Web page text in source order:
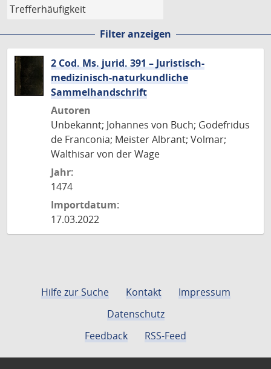
Filter anzeigen
2 Cod. Ms. jurid. 391 – Juristisch-
medizinisch-naturkundliche
Sammelhandschrift
Autoren
Unbekannt; Johannes von Buch; Godefridus
de Franconia; Meister Albrant; Volmar;
Walthisar von der Wage
Jahr:
1474
Importdatum:
17.03.2022
Hilfe zur Suche Kontakt
Impressum
Datenschutz
Feedback
RSS-Feed